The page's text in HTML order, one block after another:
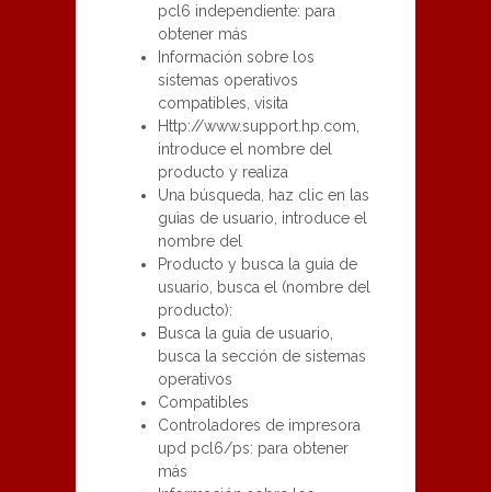
pcl6 independiente: para
obtener más
Información sobre los
sistemas operativos
compatibles, visita
Http://www.support.hp.com,
introduce el nombre del
producto y realiza
Una búsqueda, haz clic en las
guìas de usuario, introduce el
nombre del
Producto y busca la guìa de
usuario, busca el (nombre del
producto):
Busca la guìa de usuario,
busca la sección de sistemas
operativos
Compatibles
Controladores de impresora
upd pcl6/ps: para obtener
más